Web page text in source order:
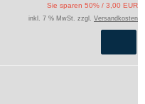
Sie sparen 50% / 3,00 EUR
inkl. 7 % MwSt. zzgl. Versandkosten